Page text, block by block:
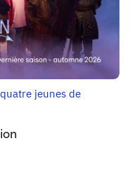
jeunes de